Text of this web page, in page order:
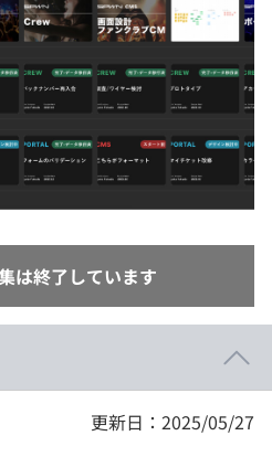
は終了しています
更新日：2025/05/27